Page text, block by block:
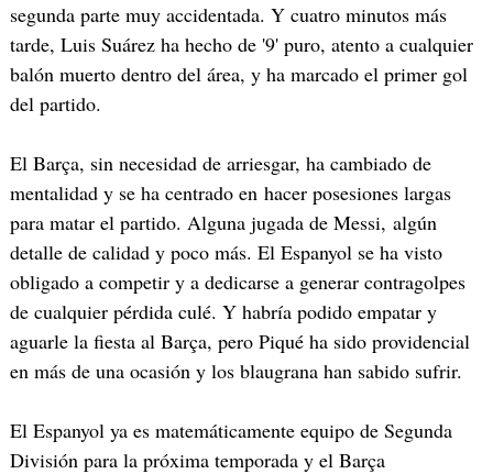
segunda parte muy accidentada. Y cuatro minutos más
tarde, Luis Suárez ha hecho de '9' puro, atento a cualquier
balón muerto dentro del área, y ha marcado el primer gol
del partido.
El Barça, sin necesidad de arriesgar, ha cambiado de
mentalidad y se ha centrado en hacer posesiones largas
para matar el partido. Alguna jugada de Messi, algún
detalle de calidad y poco más. El Espanyol se ha visto
obligado a competir y a dedicarse a generar contragolpes
de cualquier pérdida culé. Y habría podido empatar y
aguarle la fiesta al Barça, pero Piqué ha sido providencial
en más de una ocasión y los blaugrana han sabido sufrir.
El Espanyol ya es matemáticamente equipo de Segunda
División para la próxima temporada y el Barça